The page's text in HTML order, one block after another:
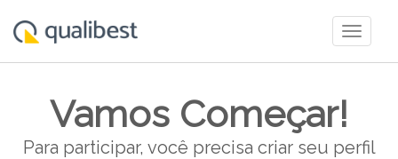
Vamos Começar!
Para participar, você precisa criar seu perfil